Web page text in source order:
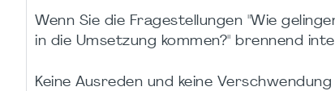
Wenn Sie die Fragestellungen "Wie
in die Umsetzung kommen?" brennend
Keine Ausreden und keine